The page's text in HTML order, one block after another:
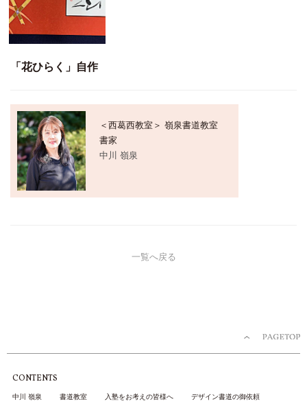
「花ひらく」自作
＜西葛西教室＞ 嶺泉書道教室
書家
中川 嶺泉
一覧へ戻る
CONTENTS
中川 嶺泉 書道教室 入塾をお考えの皆様へ デザイン書道の御依頼